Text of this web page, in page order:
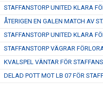
STAFFANSTORP UNITED KLARA
ÅTERIGEN EN GALEN MATCH AV
STAFFANSTORP UNITED KLARA
STAFFANSTORP VÄGRAR
KVALSPEL VÄNTAR FÖR
DELAD POTT MOT LB 07 FÖR